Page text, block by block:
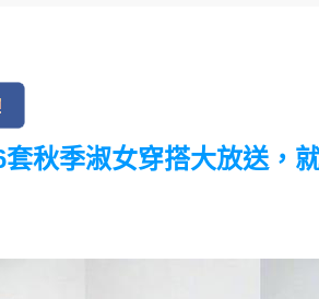
秋季淑女穿搭大放送，